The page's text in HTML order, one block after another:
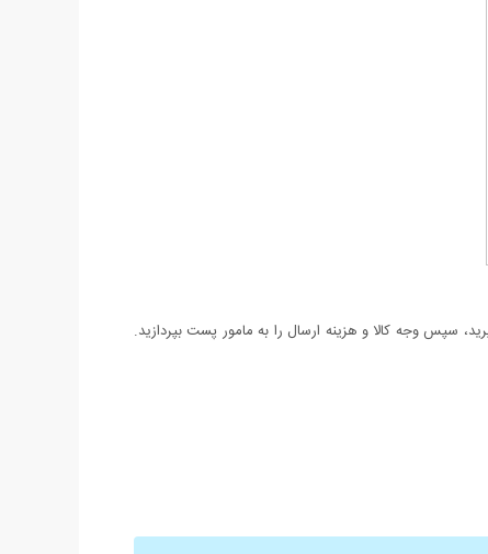
سپس وجه کالا و هزینه ارسال را به مامور پست بپردازید.